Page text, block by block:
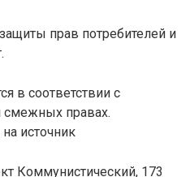
прав потребителей и
в соответствии с
смежных правах.
источник
Коммунистический, 173